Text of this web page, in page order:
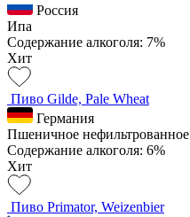
Россия
Ипа
Содержание алкоголя: 7%
Хит
Пиво Gilde, Pale Wheat
Германия
Пшеничное нефильтрованное
Содержание алкоголя: 6%
Хит
Пиво Primator, Weizenbier